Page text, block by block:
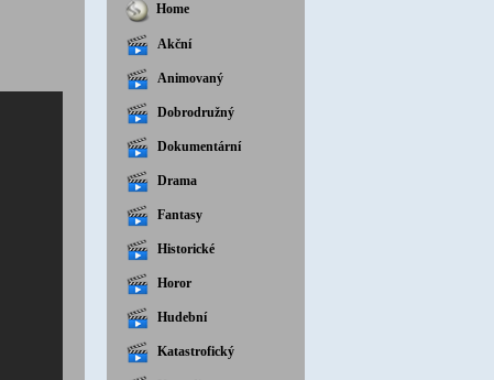
Home
Akční
Animovaný
Dobrodružný
Dokumentární
Drama
Fantasy
Historické
Horor
Hudební
Katastrofický